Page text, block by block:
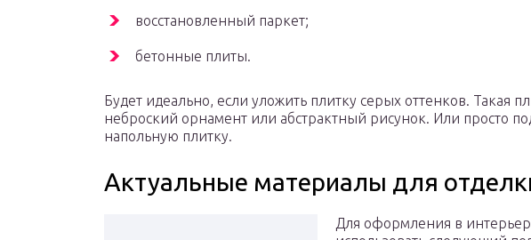
восстановленный паркет;
бетонные плиты.
Будет идеально, если уложить плитку серых оттенков. Такая
неброский орнамент или абстрактный рисунок. Или просто
напольную плитку.
Актуальные материалы для
Для оформления в